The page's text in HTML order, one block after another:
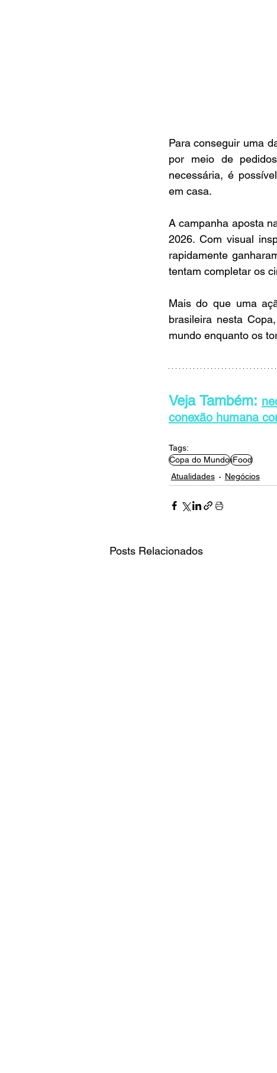
Para conseguir uma
por meio de
necessária, é
em casa.
A campanha aposta
2026. Com visual
rapidamente
tentam completar os
Mais do que uma
brasileira nesta
mundo enquanto os
Veja Também:
conexão humana
Tags:
Copa do MundoiFood
Atualidades
Negócios
Posts Relacionados